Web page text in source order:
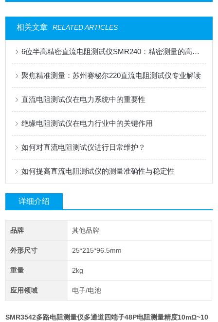
相关文章 RELATED ARTICLES
6位半高精密直流电阻测试仪SMR240：精密测量的高效之选
聚焦精准测量：苏州赛秘尔220直流电阻测试仪专业解读
直流电阻测试仪在电力系统中的重要性
绝缘电阻测试仪在电力行业中的关键作用
如何对直流电阻测试仪进行日常维护？
如何提高直流电阻测试仪的测量准确性与稳定性
详细介绍
品牌 其他品牌
外形尺寸 25*215*96.5mm
重量 2kg
应用领域 电子/电池
SMR3542多路电阻测量仪​多通道四端子48P电阻测量精度10mΩ~10